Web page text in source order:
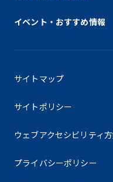
イベント・おすすめ情報
サイトマップ
サイトポリシー
ウェブアクセシビリティ
プライバシーポリシー